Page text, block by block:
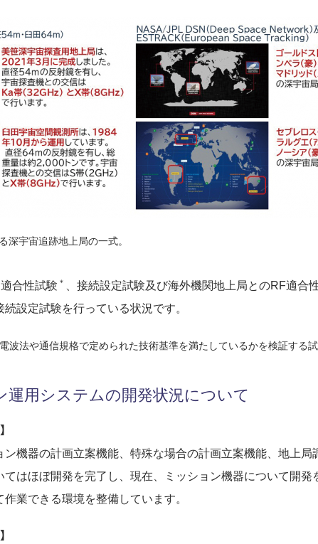
深宇宙追跡地上局の一式。
合性試験 ＊ 、接続設定試験及び海外機関地上局とのRF適合
設定試験を行っている状況です。
波法や通信規格で定められた技術基準を満たしているかを検証する試
運用システムの開発状況について
機器の計画立案機能、特殊な場合の計画立案機能、地上局
はほぼ開発を完了し、現在、ミッション機器について開発
業できる環境を整備しています。